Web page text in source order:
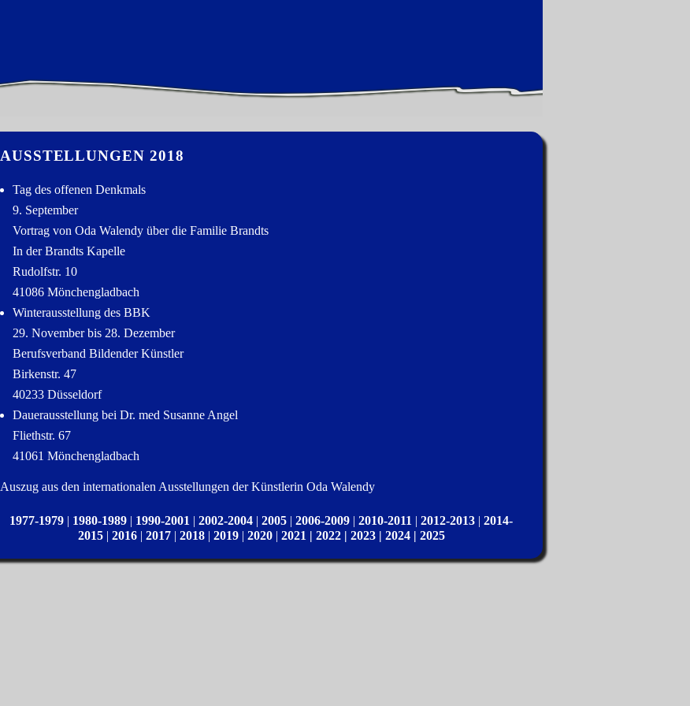
AUSSTELLUNGEN 2018
Tag des offenen Denkmals
9. September
Vortrag von Oda Walendy über die Familie Brandts
In der Brandts Kapelle
Rudolfstr. 10
41086 Mönchengladbach
Winterausstellung des BBK
29. November bis 28. Dezember
Berufsverband Bildender Künstler
Birkenstr. 47
40233 Düsseldorf
Dauerausstellung bei Dr. med Susanne Angel
Fliethstr. 67
41061 Mönchengladbach
Auszug aus den internationalen Ausstellungen der Künstlerin Oda Walendy
1977-1979 | 1980-1989 | 1990-2001 |2002-2004 |2005 |2006-2009 |2010-2011 |2012-2013 |2014-
2015| 2016| 2017| 2018| 2019| 2020| 2021 | 2022 | 2023 | 2024 | 2025